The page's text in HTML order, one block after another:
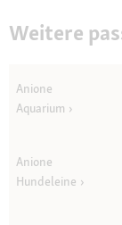
Weitere
Anione
Aquarium
Anione
Hundeleine